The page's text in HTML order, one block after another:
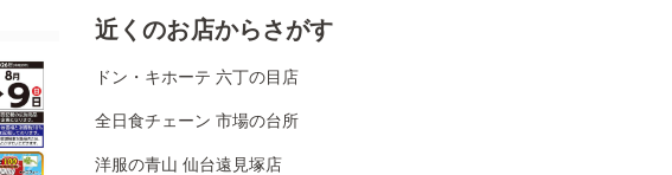
近くのお店からさがす
ドン・キホーテ 六丁の目店
全日食チェーン 市場の台所
洋服の青山 仙台遠見塚店